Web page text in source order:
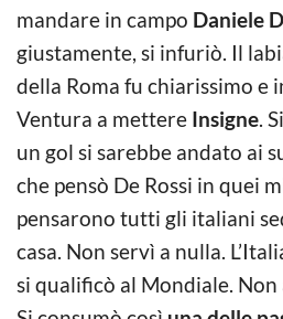
mandare in campo Daniele
giustamente, si infuriò. Il
della Roma fu chiarissimo e
Ventura a mettere Insigne.
un gol si sarebbe andato ai
che pensò De Rossi in quei
pensarono tutti gli italiani
casa. Non servì a nulla.
si qualificò al Mondiale. Non